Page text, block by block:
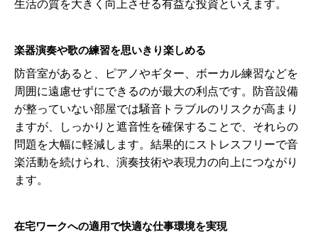
生活の質を大きく向上させる有益な投資といえます。
楽器演奏や歌の練習を思いきり楽しめる
防音室があると、ピアノやギター、ボーカル練習などを
周囲に遠慮せずにできるのが最大の利点です。防音設備
が整っていない部屋では騒音トラブルのリスクが高まり
ますが、しっかりと遮音性を確保することで、それらの
問題を大幅に軽減します。結果的にストレスフリーで音
楽活動を続けられ、演奏技術や表現力の向上につながり
ます。
在宅ワークへの適用で快適な仕事環境を実現